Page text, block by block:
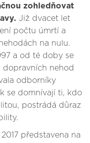
zohledňovat
Již dvacet let
počtu úmrtí a
na nulu.
a od té doby se
nehod
odborníky
se domnívají ti, kdo
postrádá důraz
představena na